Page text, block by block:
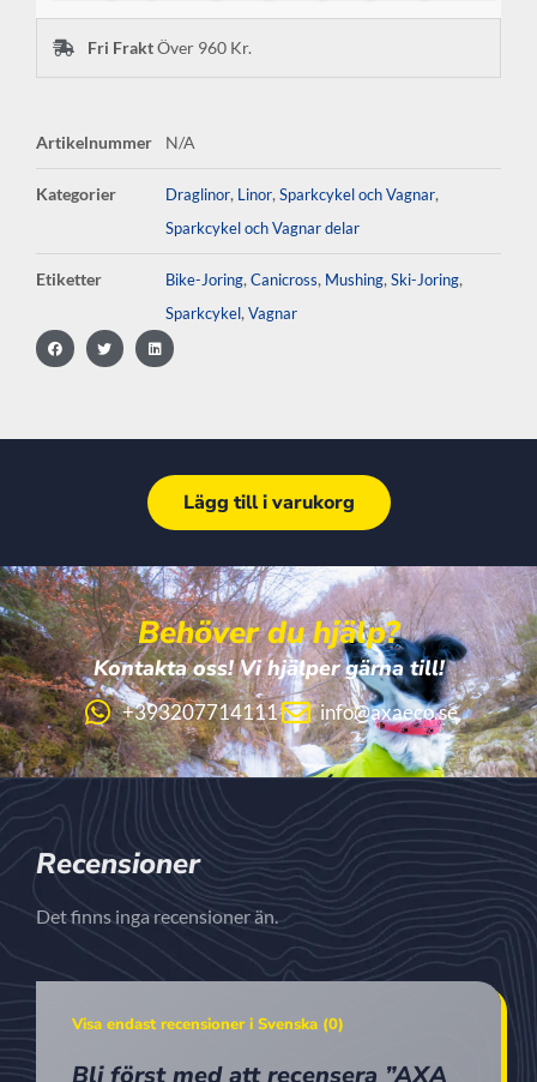
Fri FraktÖver 960 Kr.
Artikelnummer N/A
Kategorier Draglinor, Linor, Sparkcykel och Vagnar,
Sparkcykel och Vagnar delar
Etiketter Bike-Joring, Canicross, Mushing, Ski-Joring,
Sparkcykel, Vagnar
Lägg till i varukorg
Behöver du hjälp?
Kontakta oss! Vi hjälper gärna till!
+393207714111 info@axaeco.se
Recensioner
Det finns inga recensioner än.
Visa endast recensioner i Svenska (0)